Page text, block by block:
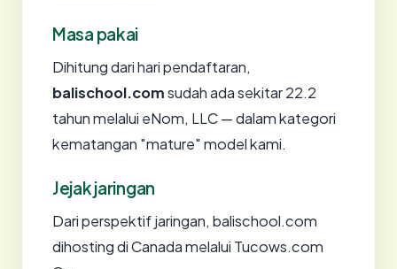
Masa pakai
Dihitung dari hari pendaftaran,
balischool.comsudah ada sekitar 22.2
tahun melalui eNom, LLC — dalam kategori
kematangan "mature" model kami.
Jejak jaringan
Dari perspektif jaringan, balischool.com
dihosting di Canada melalui Tucows.com